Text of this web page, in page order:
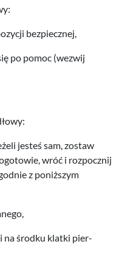
bezpiecznej,
po pomoc (wezwij
jesteś sam, zostaw
wróć i rozpocznij
z poniższym
na środku klatki pier­